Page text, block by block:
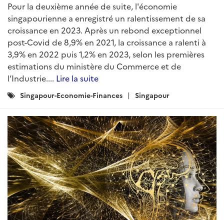
Pour la deuxième année de suite, l'économie
singapourienne a enregistré un ralentissement de sa
croissance en 2023. Après un rebond exceptionnel
post-Covid de 8,9% en 2021, la croissance a ralenti à
3,9% en 2022 puis 1,2% en 2023, selon les premières
estimations du ministère du Commerce et de
l’Industrie.... Lire la suite
Catégories
Singapour-Economie-Finances Singapour